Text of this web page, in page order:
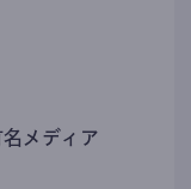
メディア